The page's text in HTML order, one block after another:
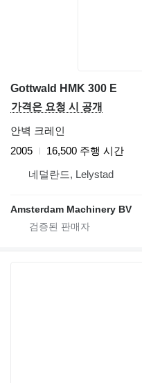
Gottwald HMK 300 E
가격은 요청 시 공개
안벽 크레인
2005
16,500 주행 시간
네덜란드, Lelystad
Amsterdam Machinery BV